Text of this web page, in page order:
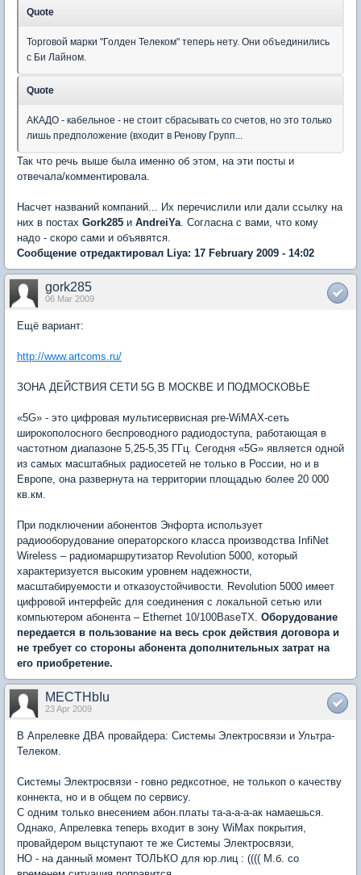
Quote
Торговой марки "Голден Телеком" теперь нету. Они объединились
с Би Лайном.
Quote
АКАДО - кабельное - не стоит сбрасывать со счетов, но это только
лишь предположение (входит в Ренову Групп...
Так что речь выше была именно об этом, на эти посты и
отвечала/комментировала.
Насчет названий компаний... Их перечислили или дали ссылку на
них в постах Gork285 и AndreiYa . Согласна с вами, что кому
надо - скоро сами и объявятся.
Сообщение отредактировал Liya: 17 February 2009 - 14:02
gork285
06 Mar 2009
Ещё вариант:
http://www.artcoms.ru/
ЗОНА ДЕЙСТВИЯ СЕТИ 5G В МОСКВЕ И ПОДМОСКОВЬЕ
«5G» - это цифровая мультисервисная pre-WiMAX-сеть
широкополосного беспроводного радиодоступа, работающая в
частотном диапазоне 5,25-5,35 ГГц. Сегодня «5G» является одной
из самых масштабных радиосетей не только в России, но и в
Европе, она развернута на территории площадью более 20 000
кв.км.
При подключении абонентов Энфорта использует
радиооборудование операторского класса производства InfiNet
Wireless – радиомаршрутизатор Revolution 5000, который
характеризуется высоким уровнем надежности,
масштабируемости и отказоустойчивости. Revolution 5000 имеет
цифровой интерфейс для соединения с локальной сетью или
компьютером абонента – Ethernet 10/100BaseTX. Оборудование
передается в пользование на весь срок действия договора и
не требует со стороны абонента дополнительных затрат на
его приобретение.
MECTHbIu
23 Apr 2009
В Апрелевке ДВА провайдера: Системы Электросвязи и Ультра-
Телеком.
Системы Электросвязи - говно редксотное, не толькоп о качеству
коннекта, но и в общем по сервису.
С одним только внесением абон.платы та-а-а-а-ак намаешься.
Однако, Апрелевка теперь входит в зону WiMax покрытия,
провайдером выцступают те же Системы Электросвязи,
НО - на данный момент ТОЛЬКО для юр.лиц : (((( М.б. со